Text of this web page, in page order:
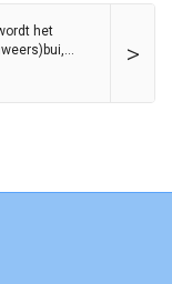
>
het